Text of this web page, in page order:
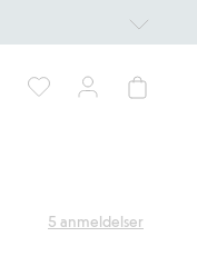
5 anmeldelser